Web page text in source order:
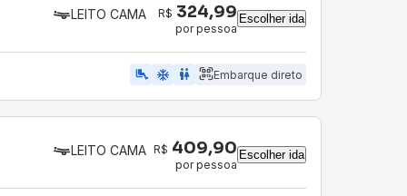
LEITO CAMA R$ 324,99
por pessoa
Escolher ida
airline_seat_legroom_extra ac_unit wc Embarque direto
LEITO CAMA R$ 409,90
por pessoa
Escolher ida